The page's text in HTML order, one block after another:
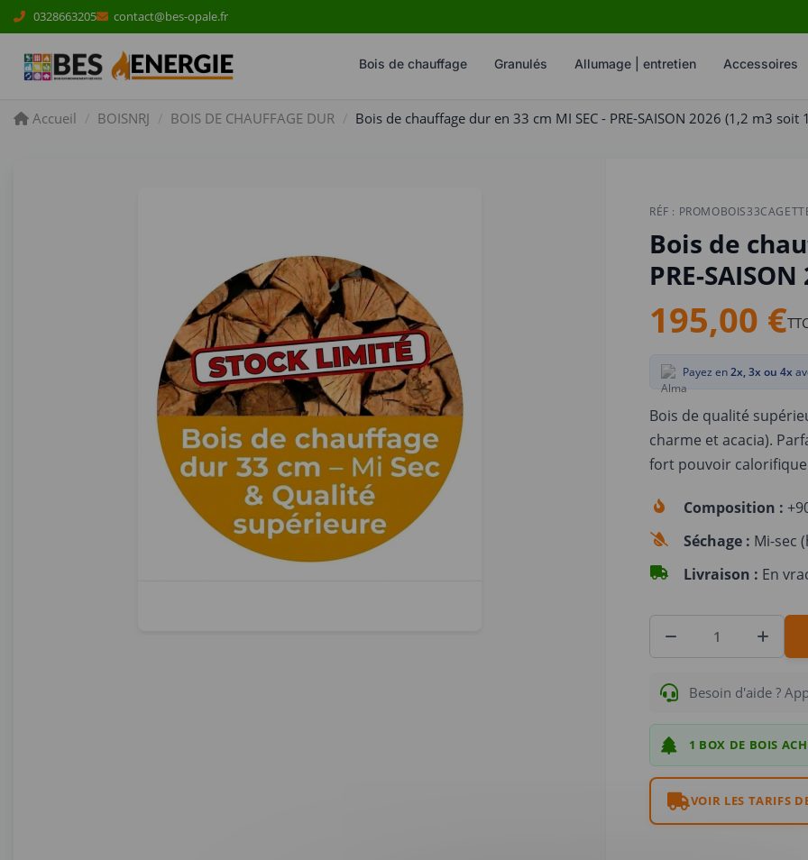
0328663205 contact@bes-opale.fr
Bois de chauffage Granulés allumage | entretien accessoires
Accueil BOISNRJ BOIS DE CHAUFFAGE DUR Bois de chauffage dur en 33 cm MI SEC - PRE-SAISON 2026 (1,2 m3 soit
RÉF :
Bois de
PRE-
195,00 €
Payez en2x, 3x ou 4x
Bois de qualité
charme et acacia).
fort pouvoir
Composition :
Séchage : Mi-sec
Livraison : En
Besoin d'aide ?
1 BOX DE BOIS
VOIR LES TARIFS
Panneau de gestion des cookies